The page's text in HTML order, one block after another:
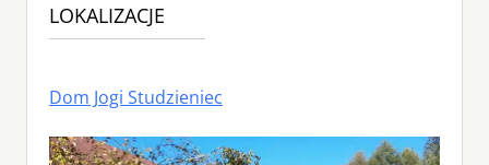
LOKALIZACJE
Dom Jogi Studzieniec